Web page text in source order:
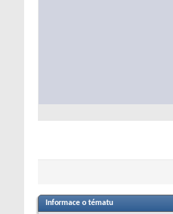
Informace o tématu